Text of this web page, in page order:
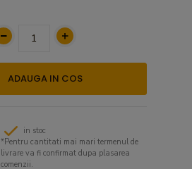
ADAUGA IN COS
in stoc
*Pentru cantitati mai mari termenul de
livrare va fi confirmat dupa plasarea
comenzii.